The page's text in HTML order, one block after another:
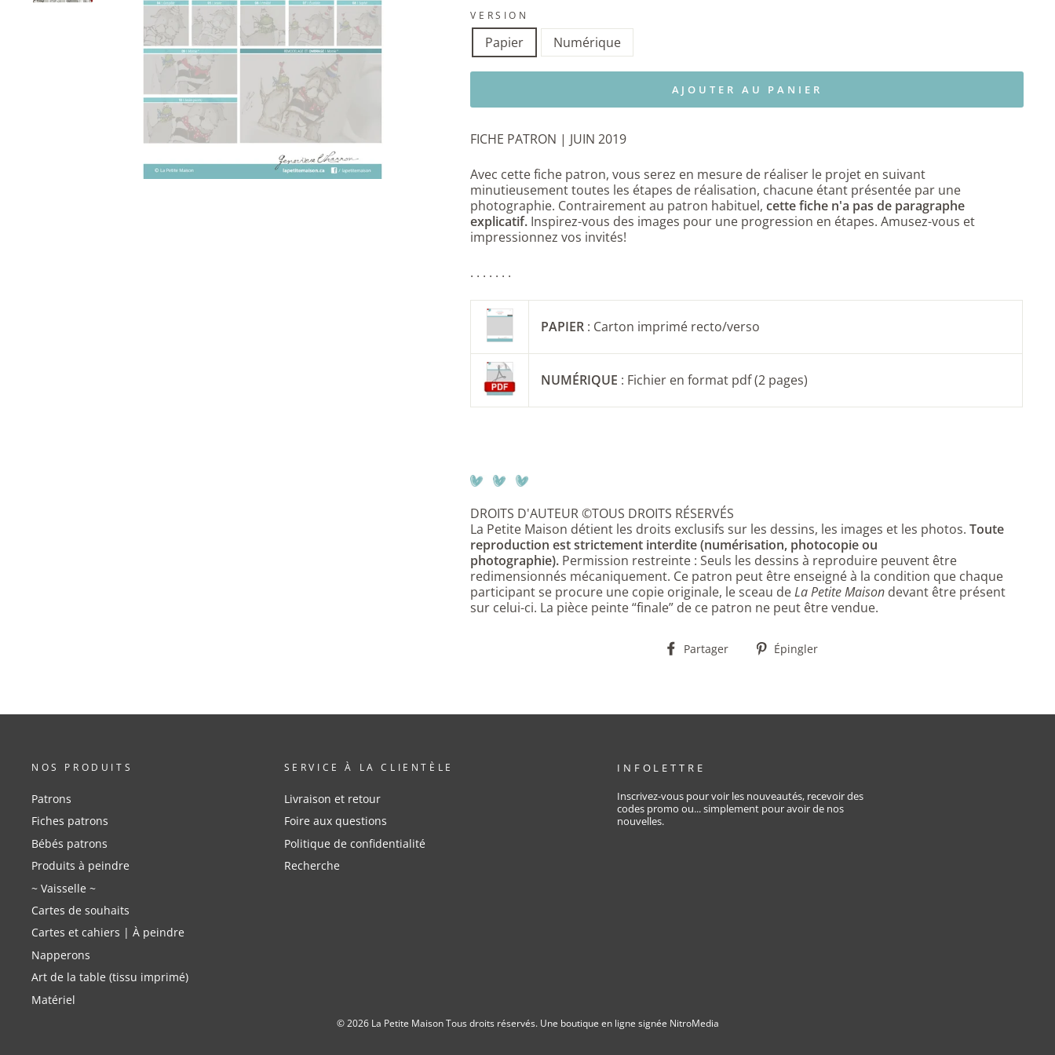
VERSION
Papier Numérique
AJOUTER AU PANIER
FICHE PATRON | JUIN 2019
Avec cette fiche patron, vous serez en mesure de réaliser le projet en suivant
minutieusement toutes les étapes de réalisation, chacune étant présentée par une
photographie. Contrairement au patron habituel, cette fiche n'a pas de paragraphe
explicatif. Inspirez-vous des images pour une progression en étapes. Amusez-vous et
impressionnez vos invités!
. . . . . . .
PAPIER : Carton imprimé recto/verso
NUMÉRIQUE : Fichier en format pdf (2 pages)
DROITS D'AUTEUR ©TOUS DROITS RÉSERVÉS
La Petite Maison détient les droits exclusifs sur les dessins, les images et les photos. Toute
reproduction est strictement interdite (numérisation, photocopie ou
photographie). Permission restreinte : Seuls les dessins à reproduire peuvent être
redimensionnés mécaniquement. Ce patron peut être enseigné à la condition que chaque
participant se procure une copie originale, le sceau deLa Petite Maison devant être présent
sur celui-ci. La pièce peinte “finale” de ce patron ne peut être vendue.
Partager
PartagerÉpingler
NOS PRODUITS
Patrons
Fiches patrons
Bébés patrons
Produits à peindre
~ Vaisselle ~
Cartes de souhaits
Cartes et cahiers | À peindre
Napperons
Art de la table (tissu imprimé)
Matériel
SERVICE À LA CLIENTÈLE
Livraison et retour
Foire aux questions
Politique de confidentialité
Recherche
INFOLETTRE
Inscrivez-vous pour voir les nouveautés, recevoir des
codes promo ou... simplement pour avoir de nos
nouvelles.
© 2026 La Petite Maison Tous droits réservés. Une boutique en ligne signée NitroMedia